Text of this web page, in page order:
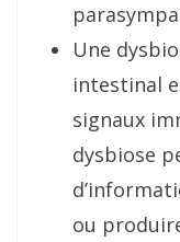
Une
intestinal
signaux
dysbiose
ou